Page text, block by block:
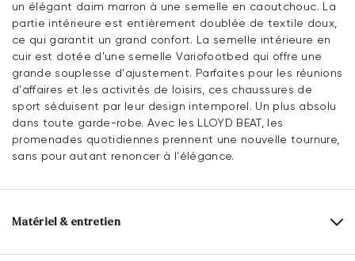
un élégant daim marron à une semelle en caoutchouc. La
partie intérieure est entièrement doublée de textile doux,
ce qui garantit un grand confort. La semelle intérieure en
cuir est dotée d'une semelle Variofootbed qui offre une
grande souplesse d'ajustement. Parfaites pour les réunions
d'affaires et les activités de loisirs, ces chaussures de
sport séduisent par leur design intemporel. Un plus absolu
dans toute garde-robe. Avec les LLOYD BEAT, les
promenades quotidiennes prennent une nouvelle tournure,
sans pour autant renoncer à l'élégance.
Matériel & entretien
Taille de production:
Les grands noms de